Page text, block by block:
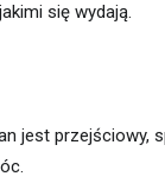
się wydają.
jest przejściowy,